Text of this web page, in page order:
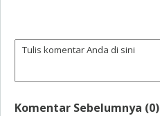
Komentar Sebelumnya (0)